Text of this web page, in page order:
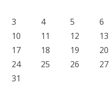
3
4 5 6
10
11 12 13
17
18 19 20
24
25 26 27
31